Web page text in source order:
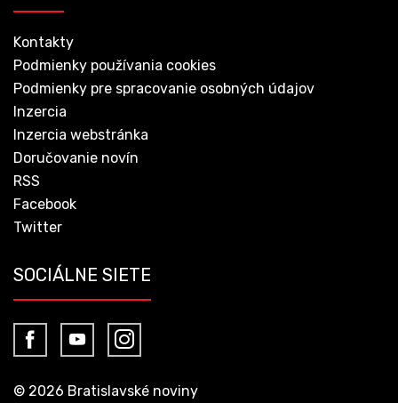
Kontakty
Podmienky používania cookies
Podmienky pre spracovanie osobných údajov
Inzercia
Inzercia webstránka
Doručovanie novín
RSS
Facebook
Twitter
SOCIÁLNE SIETE
© 2026 Bratislavské noviny